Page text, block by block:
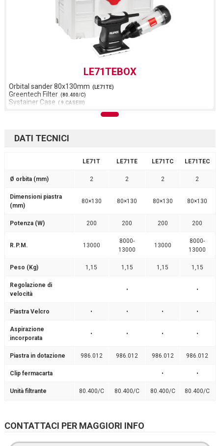
LE71TEBOX
Orbital sander 80x130mm (LE71TE)
Greentech Filter (80.400/C)
Systainer Case ( 9.CASEIII)
DATI TECNICI
LE71T LE71TE LE71TC LE71TEC
Ø orbita (mm) 2 2 2 2
Dimensioni piastra
(mm)
80×130 80×130 80×130 80×130
Potenza (W) 200 200 200 200
R.P.M. 13000
8000-
13000
13000
8000-
13000
Peso (Kg) 1,15 1,15 1,15 1,15
Regolazione di
velocità
• •
Piastra Velcro • • • •
Aspirazione
incorporata
• • • •
Piastra in dotazione 986.012 986.012 986.012 986.012
Clip fermacarta • •
Unità filtrante 80.400/C 80.400/C 80.400/C 80.400/C
CONTATTACI PER MAGGIORI INFO